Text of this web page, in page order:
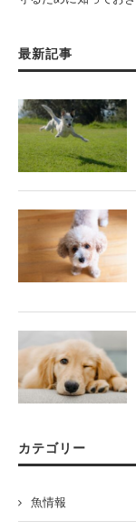
最新記事
カテゴリー
魚情報